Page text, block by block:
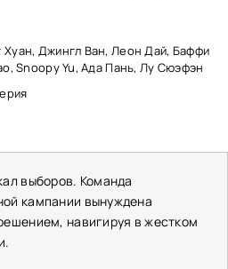
Джингл Ван, Леон Дай, Баффи
Snoopy Yu, Ада Пань, Лу Сюэфэн
выборов. Команда
кампании вынуждена
навигируя в жестком